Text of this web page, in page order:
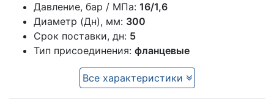
Давление, бар / МПа: 16/1,6
Диаметр (Дн), мм: 300
Срок поставки, дн: 5
Тип присоединения: фланцевые
Все характеристики